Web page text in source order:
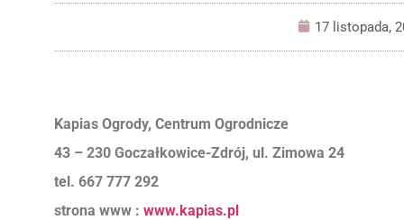
17 listopada,
Kapias Ogrody, Centrum Ogrodnicze
43 – 230 Goczałkowice-​Zdrój, ul. Zimowa 24
tel. 667 777 292
strona www : www.kapias.pl